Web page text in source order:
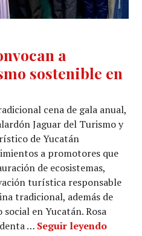
a
sostenible en
cena de gala anual,
Jaguar del Turismo y
de Yucatán
a promotores que
de ecosistemas,
turística responsable
tradicional, además de
en Yucatán. Rosa
… Seguir leyendo